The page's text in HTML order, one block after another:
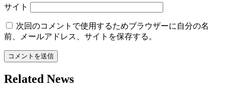
サイト
次回のコメントで使用するためブラウザーに自分の名
前、メールアドレス、サイトを保存する。
Related News